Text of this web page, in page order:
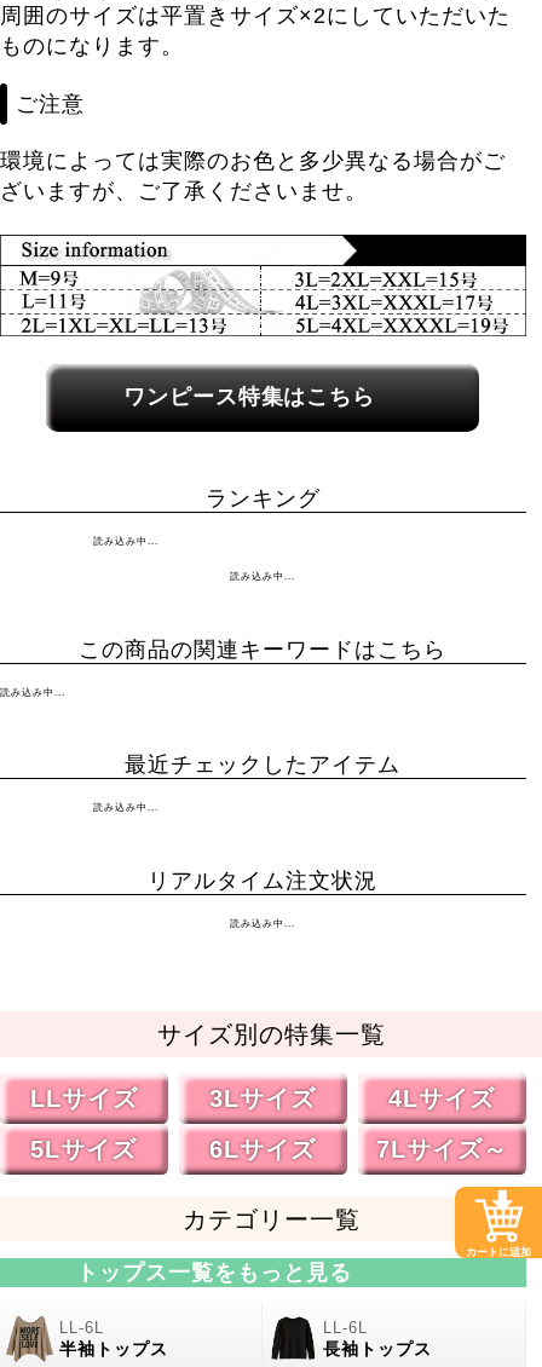
周囲のサイズは平置きサイズ×2にしていただいた
ものになります。
ご注意
環境によっては実際のお色と多少異なる場合がご
ざいますが、ご了承くださいませ。
関連カテゴリーへのリンク
ワンピース特集はこちら
ランキング
読み込み中...
読み込み中...
この商品の関連キーワードはこちら
読み込み中...
最近チェックしたアイテム
読み込み中...
リアルタイム注文状況
読み込み中...
サイズ別の特集一覧
LLサイズ 3Lサイズ
4Lサイズ
5Lサイズ
6Lサイズ 7Lサイズ～
カテゴリー一覧
トップス一覧をもっと見る
半袖トップス 長袖トップス
カートに追加